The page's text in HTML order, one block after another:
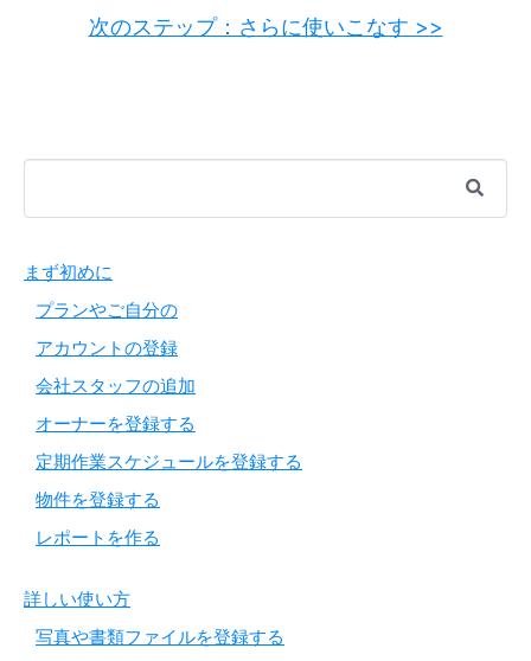
次のステップ：さらに使いこなす >>
まず初めに
プランやご自分の
アカウントの登録
会社スタッフの追加
オーナーを登録する
定期作業スケジュールを登録する
物件を登録する
レポートを作る
詳しい使い方
写真や書類ファイルを登録する